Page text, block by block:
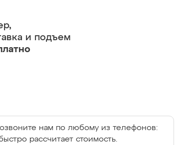
и подъем
нам по любому из телефонов:
рассчитает стоимость.